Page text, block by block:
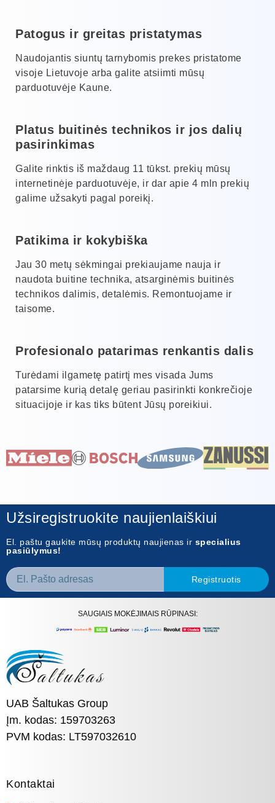
Patogus ir greitas pristatymas
Naudojantis siuntų tarnybomis prekes pristatome
visoje Lietuvoje arba galite atsiimti mūsų
parduotuvėje Kaune.
Platus buitinės technikos ir jos dalių
pasirinkimas
Galite rinktis iš maždaug 11 tūkst. prekių mūsų
internetinėje parduotuvėje, ir dar apie 4 mln prekių
galime užsakyti pagal poreikį.
Patikima ir kokybiška
Jau 30 metų sėkmingai prekiaujame nauja ir
naudota buitine technika, atsarginėmis buitinės
technikos dalimis, detalėmis. Remontuojame ir
taisome.
Profesionalo patarimas renkantis dalis
Turėdami ilgametę patirtį mes visada Jums
patarsime kurią detalę geriau pasirinkti konkrečioje
situacijoje ir kas tiks būtent Jūsų poreikiui.
Užsiregistruokite naujienlaiškiui
El. paštu gaukite mūsų produktų naujienas ir specialius
pasiūlymus!
Registruotis
SAUGIAIS MOKĖJIMAIS RŪPINASI:
UAB Šaltukas Group
Įm. kodas: 159703263
PVM kodas: LT597032610
Kontaktai